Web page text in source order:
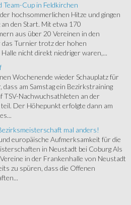
Cup in Feldkirchen
hochsommerlichen Hitze und gingen
den Start. Mit etwa 170
aus über 20 Vereinen in den
Turnier trotz der hohen
nicht direkt niedriger waren,...
Wochenende wieder Schauplatz für
am Samstag ein Bezirkstraining
TSV-Nachwuchsathleten an der
Der Höhepunkt erfolgte dann am
mal anders!
europäische Aufmerksamkeit für die
in Neustadt bei Coburg Als
in der Frankenhalle von Neustadt
zu spüren, dass die Offenen